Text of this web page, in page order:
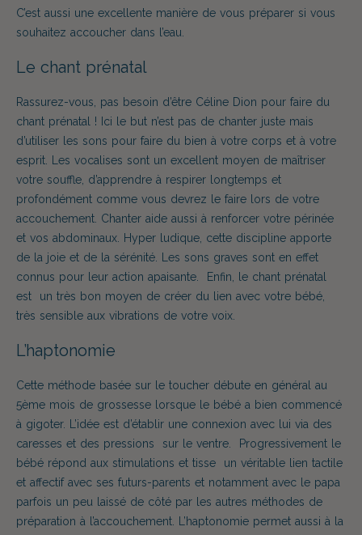
C’est aussi une excellente manière de vous préparer si vous
souhaitez accoucher dans l’eau.
Le chant prénatal
Rassurez-vous, pas besoin d’être Céline Dion pour faire du
chant prénatal ! Ici le but n’est pas de chanter juste mais
d’utiliser les sons pour faire du bien à votre corps et à votre
esprit. Les vocalises sont un excellent moyen de maîtriser
votre souffle, d’apprendre à respirer longtemps et
profondément comme vous devrez le faire lors de votre
accouchement. Chanter aide aussi à renforcer votre périnée
et vos abdominaux. Hyper ludique, cette discipline apporte
de la joie et de la sérénité. Les sons graves sont en effet
connus pour leur action apaisante. Enfin, le chant prénatal
est un très bon moyen de créer du lien avec votre bébé,
très sensible aux vibrations de votre voix.
L’haptonomie
Cette méthode basée sur le toucher débute en général au
5ème mois de grossesse lorsque le bébé a bien commencé
à gigoter. L’idée est d’établir une connexion avec lui via des
caresses et des pressions sur le ventre. Progressivement le
bébé répond aux stimulations et tisse un véritable lien tactile
et affectif avec ses futurs-parents et notamment avec le papa
parfois un peu laissé de côté par les autres méthodes de
préparation à l’accouchement. L’haptonomie permet aussi à la